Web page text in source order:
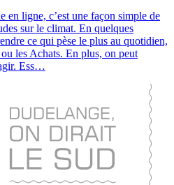
en ligne, c’est une façon simple de
sur le climat. En quelques
ce qui pèse le plus au quotidien,
les Achats. En plus, on peut
Ess…